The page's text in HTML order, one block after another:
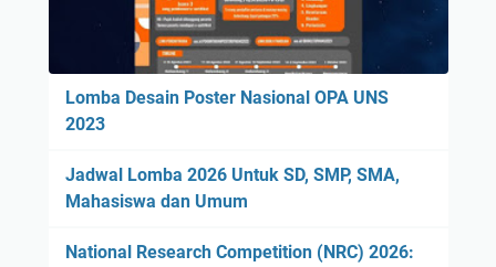
Lomba Desain Poster Nasional OPA UNS
2023
Jadwal Lomba 2026 Untuk SD, SMP, SMA,
Mahasiswa dan Umum
National Research Competition (NRC) 2026: